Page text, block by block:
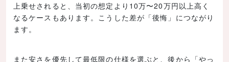
上乗せされると、当初の想定より10万〜20万円以上高く
なるケースもあります。こうした差が「後悔」につながり
ます。
また安さを優先して最低限の仕様を選ぶと、後から「やっ